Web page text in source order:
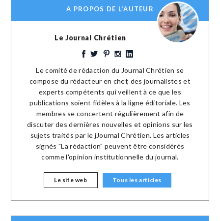
A PROPOS DE L'AUTEUR
Le Journal Chrétien
Le comité de rédaction du Journal Chrétien se
compose du rédacteur en chef, des journalistes et
experts compétents qui veillent à ce que les
publications soient fidèles à la ligne éditoriale. Les
membres se concertent régulièrement afin de
discuter des dernières nouvelles et opinions sur les
sujets traités par le jJournal Chrétien. Les articles
signés "La rédaction" peuvent être considérés
comme l'opinion institutionnelle du journal.
Le site web Tous les articles